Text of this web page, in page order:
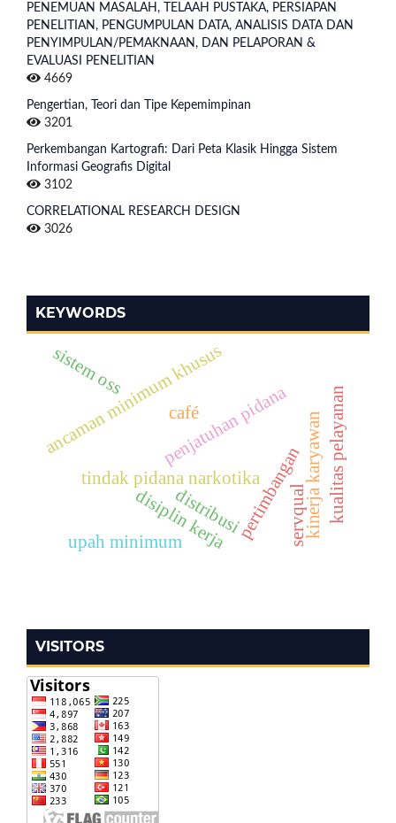
PENEMUAN MASALAH, TELAAH PUSTAKA, PERSIAPAN
PENELITIAN, PENGUMPULAN DATA, ANALISIS DATA DAN
PENYIMPULAN/PEMAKNAAN, DAN PELAPORAN &
EVALUASI PENELITIAN
4669
Pengertian, Teori dan Tipe Kepemimpinan
3201
Perkembangan Kartografi: Dari Peta Klasik Hingga Sistem
Informasi Geografis Digital
3102
CORRELATIONAL RESEARCH DESIGN
3026
KEYWORDS
penjatuhan pidana
ancaman minimum khusus
tindak pidana narkotikapertimbangan
disiplin kerja kinerja karyawan
sistem oss
upah minimum
kualitas pelayanan
servqual
café
distribusi
VISITORS